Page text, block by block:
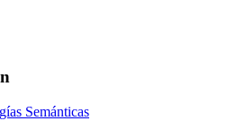
Semánticas